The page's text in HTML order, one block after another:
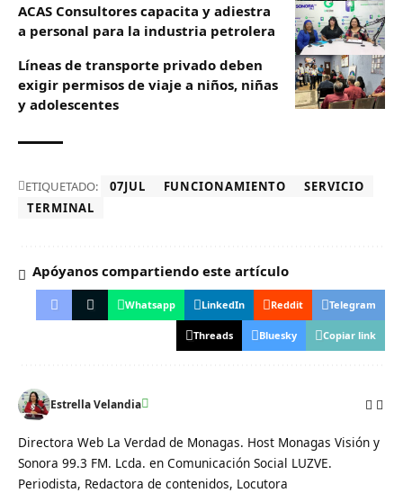
ACAS Consultores capacita y adiestra
a personal para la industria petrolera
Líneas de transporte privado deben
exigir permisos de viaje a niños, niñas
y adolescentes
ETIQUETADO: 07JUL FUNCIONAMIENTO
SERVICIO
TERMINAL
Apóyanos compartiendo este artículo
Whatsapp LinkedIn Reddit Telegram
Threads Bluesky Copiar link
Estrella Velandia
Directora Web La Verdad de Monagas. Host Monagas Visión y
Sonora 99.3 FM. Lcda. en Comunicación Social LUZVE.
Periodista, Redactora de contenidos, Locutora